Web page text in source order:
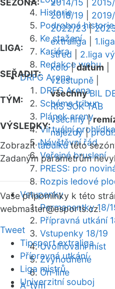
Historie
Podrobná historie
Ke stažení
Kariéra
Redakce webu
DRFG Arena
DRFG Arena
Schéma tribun
Plánek areny
Virtuální prohlídka
Návštěvní řád
Veřejné bruslení
PRESS: pro
Rozpis ledové
Vstupenky
Permanentky 18/
Přípravná utkání
Vstupenky 18/19
Uvolňování míst
Zvýhodněné
On-line
A-tým
SEZONA:
2014/15
2018/19
2022/23|
LIGA:
extraliga 1.liga
střed
2.liga
SEŘADIT:
kolo|datum
vzestupně
TÝM:
všechny BIL
RIS SOK TAB
VÝSLEDKY:
všechny|
nájezdy|
Zobrazittabulkutéto
Zadaným parametrům
Vaše připomínky k této
webmaster@esports.cz.
Tweet
Tipsport extraliga
Přípravná utkání
Liga mistrů
Univerzitní souboj